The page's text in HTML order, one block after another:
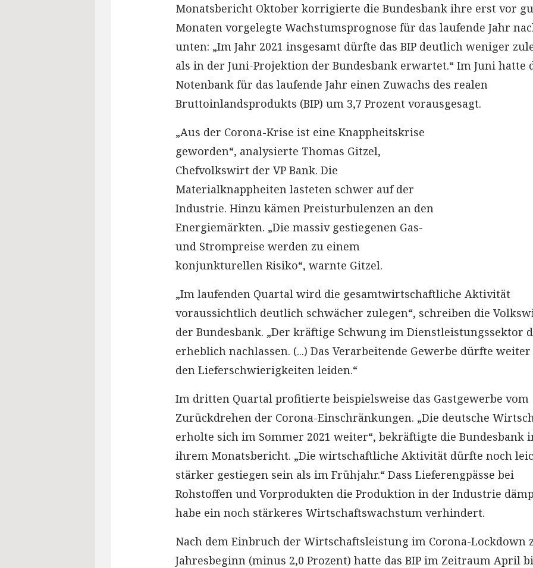
Monatsbericht Oktober korrigierte die Bundesbank ihre erst vor
Monaten vorgelegte Wachstumsprognose für das laufende Jahr
unten: „Im Jahr 2021 insgesamt dürfte das BIP deutlich weniger
als in der Juni-Projektion der Bundesbank erwartet.“ Im Juni hatte
Notenbank für das laufende Jahr einen Zuwachs des realen
Bruttoinlandsprodukts (BIP) um 3,7 Prozent vorausgesagt.
„Aus der Corona-Krise ist eine Knappheitskrise
geworden“, analysierte Thomas Gitzel,
Chefvolkswirt der VP Bank. Die
Materialknappheiten lasteten schwer auf der
Industrie. Hinzu kämen Preisturbulenzen an den
Energiemärkten. „Die massiv gestiegenen Gas-
und Strompreise werden zu einem
konjunkturellen Risiko“, warnte Gitzel.
„Im laufenden Quartal wird die gesamtwirtschaftliche Aktivität
voraussichtlich deutlich schwächer zulegen“, schreiben die
der Bundesbank. „Der kräftige Schwung im Dienstleistungssektor
erheblich nachlassen. (...) Das Verarbeitende Gewerbe dürfte
den Lieferschwierigkeiten leiden.“
Im dritten Quartal profitierte beispielsweise das Gastgewerbe vom
Zurückdrehen der Corona-Einschränkungen. „Die deutsche
erholte sich im Sommer 2021 weiter“, bekräftigte die Bundesbank
ihrem Monatsbericht. „Die wirtschaftliche Aktivität dürfte noch
stärker gestiegen sein als im Frühjahr.“ Dass Lieferengpässe bei
Rohstoffen und Vorprodukten die Produktion in der Industrie
habe ein noch stärkeres Wirtschaftswachstum verhindert.
Nach dem Einbruch der Wirtschaftsleistung im Corona-Lockdown
Jahresbeginn (minus 2,0 Prozent) hatte das BIP im Zeitraum April